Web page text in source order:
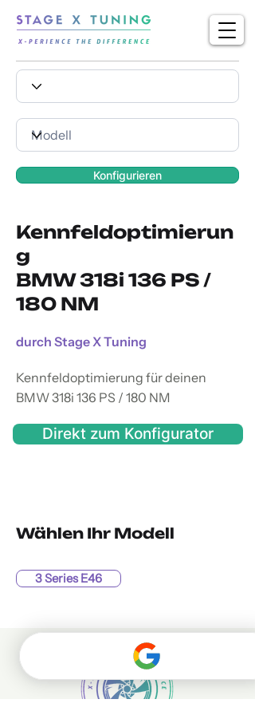
Konfigurieren
Kennfeldoptimierun
g
BMW 318i 136 PS /
180 NM
durch Stage X Tuning
Kennfeldoptimierung für deinen
BMW 318i 136 PS / 180 NM
Direkt zum Konfigurator
Wählen Ihr Modell
3 Series E46